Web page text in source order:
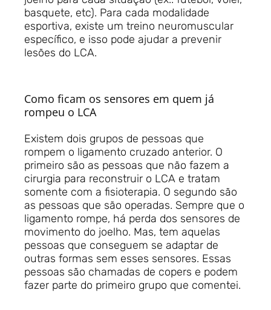
basquete, etc). Para cada modalidade
esportiva, existe um treino neuromuscular
específico, e isso pode ajudar a prevenir
lesões do LCA.
Como ficam os sensores em quem já
rompeu o LCA
Existem dois grupos de pessoas que
rompem o ligamento cruzado anterior. O
primeiro são as pessoas que não fazem a
cirurgia para reconstruir o LCA e tratam
somente com a fisioterapia. O segundo são
as pessoas que são operadas. Sempre que o
ligamento rompe, há perda dos sensores de
movimento do joelho. Mas, tem aquelas
pessoas que conseguem se adaptar de
outras formas sem esses sensores. Essas
pessoas são chamadas de copers e podem
fazer parte do primeiro grupo que comentei.